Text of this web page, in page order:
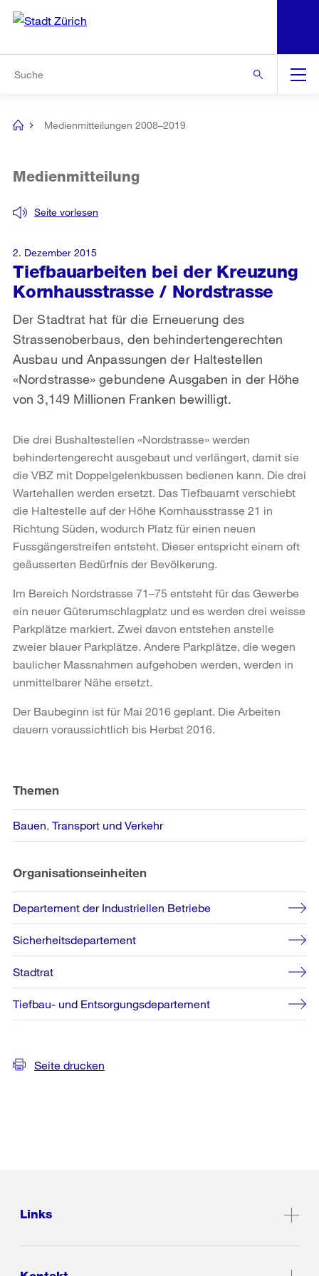
Navigation
[no
Medienmitteilungen 2008–2019
Tiefbauarbeiten bei der Kreuzung
Kornhausstrasse / Nordstrasse
Seite vorlesen
Medienmitteilung
Der Stadtrat hat für die Erneuerung des
Strassenoberbaus, den behindertengerechten
Ausbau und Anpassungen der Haltestellen
«Nordstrasse» gebundene Ausgaben in der Höhe
von 3,149 Millionen Franken bewilligt.
2. Dezember 2015
Die drei Bushaltestellen «Nordstrasse» werden
behindertengerecht ausgebaut und verlängert, damit sie
die VBZ mit Doppelgelenkbussen bedienen kann. Die drei
Wartehallen werden ersetzt. Das Tiefbauamt verschiebt
die Haltestelle auf der Höhe Kornhausstrasse 21 in
Richtung Süden, wodurch Platz für einen neuen
Fussgängerstreifen entsteht. Dieser entspricht einem oft
geäusserten Bedürfnis der Bevölkerung.
Im Bereich Nordstrasse 71–75 entsteht für das Gewerbe
ein neuer Güterumschlagplatz und es werden drei weisse
Parkplätze markiert. Zwei davon entstehen anstelle
zweier blauer Parkplätze. Andere Parkplätze, die wegen
baulicher Massnahmen aufgehoben werden, werden in
unmittelbarer Nähe ersetzt.
Der Baubeginn ist für Mai 2016 geplant. Die Arbeiten
dauern voraussichtlich bis Herbst 2016.
Informationen
Themen
Bauen Transport und Verkehr
Organisationseinheiten
Departement der Industriellen Betriebe
Sicherheitsdepartement
Stadtrat
Tiefbau- und Entsorgungsdepartement
Seite drucken
Links